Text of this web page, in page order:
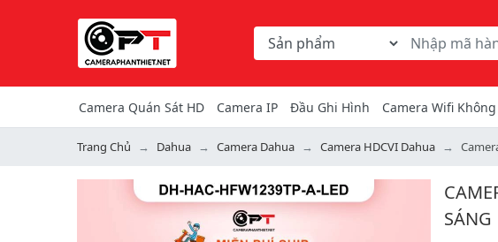
Chọn danh mục tìm kiếm
Từ khóa hoặc mã hàng
Camera Quán Sát HD Camera IP Đầu Ghi Hình Camera Wifi
Trang Chủ Dahua Camera Dahua Camera HDCVI Dahua
SÁNG